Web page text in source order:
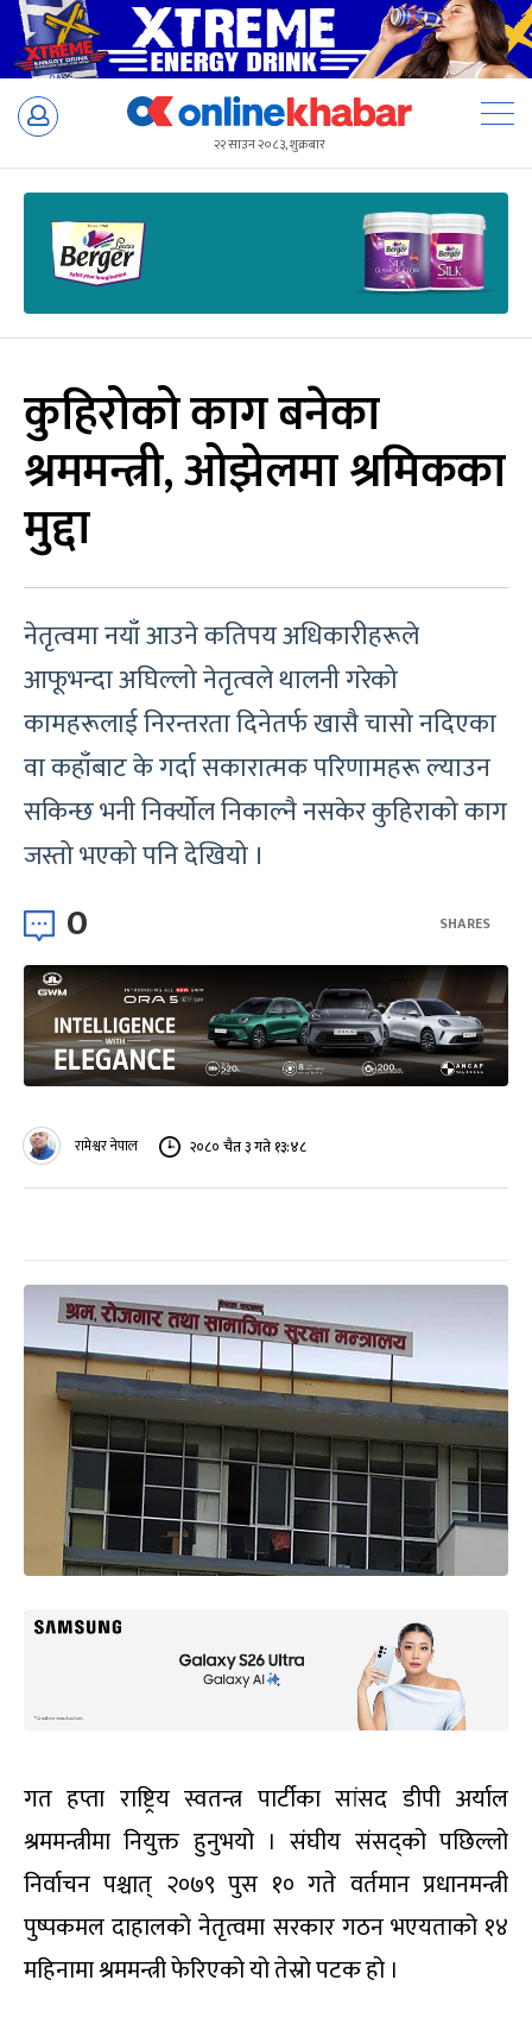
Skip
२२ साउन २०८३, शुक्रबार
कुहिरोको काग बनेका
श्रममन्त्री, ओझेलमा श्रमिकका
मुद्दा
नेतृत्वमा नयाँ आउने कतिपय अधिकारीहरूले
आफूभन्दा अघिल्लो नेतृत्वले थालनी गरेको
कामहरूलाई निरन्तरता दिनेतर्फ खासै चासो नदिएका
वा कहाँबाट के गर्दा सकारात्मक परिणामहरू ल्याउन
सकिन्छ भनी निर्क्याेल निकाल्नै नसकेर कुहिराको काग
जस्तो भएको पनि देखियो ।
0 SHARES
रामेश्वर नेपाल २०८० चैत ३ गते १३:४८
गत हप्ता राष्ट्रिय स्वतन्त्र पार्टीका सांसद डीपी अर्याल
श्रममन्त्रीमा नियुक्त हुनुभयो । संघीय संसद्को पछिल्लो
निर्वाचन पश्चात् २०७९ पुस १० गते वर्तमान प्रधानमन्त्री
पुष्पकमल दाहालको नेतृत्वमा सरकार गठन भएयताको १४
महिनामा श्रममन्त्री फेरिएको यो तेस्रो पटक हो ।